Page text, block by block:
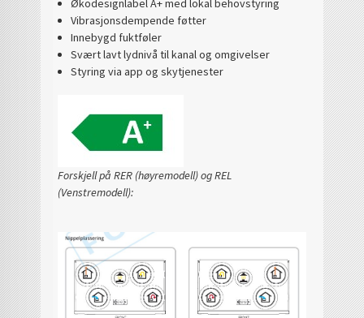
Økodesignlabel A+ med lokal behovstyring
Vibrasjonsdempende føtter
Innebygd fuktføler
Svært lavt lydnivå til kanal og omgivelser
Styring via app og skytjenester
Forskjell på RER (høyremodell) og REL
(Venstremodell):